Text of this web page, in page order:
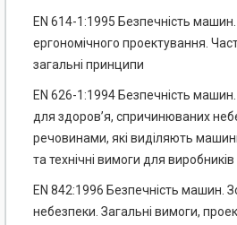
EN 614-1:1995 Безпечність
ергономічного проектування.
загальні принципи
EN 626-1:1994 Безпечність
для здоров’я, спричинюваних
речовинами, які виділяють
та технічні вимоги для
EN 842:1996 Безпечність машин.
небезпеки. Загальні вимоги,